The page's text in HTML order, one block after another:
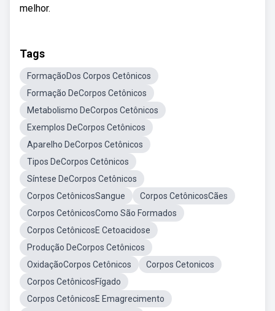
melhor.
Tags
FormaçãoDos Corpos Cetônicos
Formação DeCorpos Cetônicos
Metabolismo DeCorpos Cetônicos
Exemplos DeCorpos Cetônicos
Aparelho DeCorpos Cetônicos
Tipos DeCorpos Cetônicos
Síntese DeCorpos Cetônicos
Corpos CetônicosSangue
Corpos CetônicosCães
Corpos CetônicosComo São Formados
Corpos CetônicosE Cetoacidose
Produção DeCorpos Cetônicos
OxidaçãoCorpos Cetônicos
Corpos Cetonicos
Corpos CetônicosFígado
Corpos CetônicosE Emagrecimento